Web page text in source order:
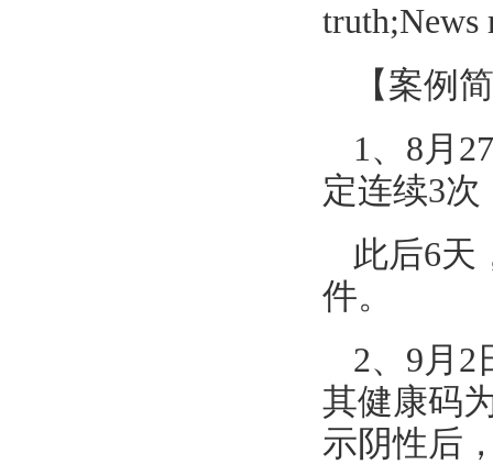
truth;News
【案例
1、8月
定连续3
此后6天
件。
2、9月2
其健康码
示阴性后